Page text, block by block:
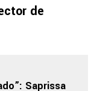
de
Saprissa